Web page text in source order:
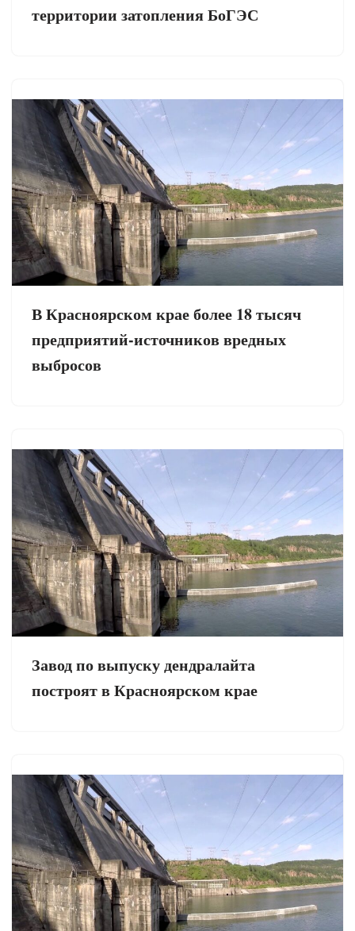
территории затопления БоГЭС
В Красноярском крае более 18 тысяч
предприятий-источников вредных
выбросов
Завод по выпуску дендралайта
построят в Красноярском крае